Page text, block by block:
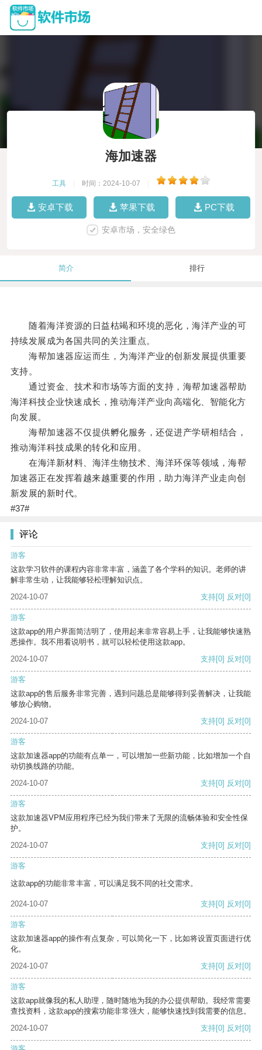
海加速器
工具 时间：2024-10-07
安卓下载 苹果下载 PC下载
安卓市场，安全绿色
简介 排行
随着海洋资源的日益枯竭和环境的恶化，海洋产业的可
持续发展成为各国共同的关注重点。
海帮加速器应运而生，为海洋产业的创新发展提供重要
支持。
通过资金、技术和市场等方面的支持，海帮加速器帮助
海洋科技企业快速成长，推动海洋产业向高端化、智能化方
向发展。
海帮加速器不仅提供孵化服务，还促进产学研相结合，
推动海洋科技成果的转化和应用。
在海洋新材料、海洋生物技术、海洋环保等领域，海帮
加速器正在发挥着越来越重要的作用，助力海洋产业走向创
新发展的新时代。
#37#
评论
游客
这款学习软件的课程内容非常丰富，涵盖了各个学科的知识。老师的讲
解非常生动，让我能够轻松理解知识点。
2024-10-07
支持[0] 反对[0]
游客
这款app的用户界面简洁明了，使用起来非常容易上手，让我能够快速熟
悉操作。我不用看说明书，就可以轻松使用这款app。
2024-10-07
支持[0] 反对[0]
游客
这款app的售后服务非常完善，遇到问题总是能够得到妥善解决，让我能
够放心购物。
2024-10-07
支持[0] 反对[0]
游客
这款加速器app的功能有点单一，可以增加一些新功能，比如增加一个自
动切换线路的功能。
2024-10-07
支持[0] 反对[0]
游客
这款加速器VPM应用程序已经为我们带来了无限的流畅体验和安全性保
护。
2024-10-07
支持[0] 反对[0]
游客
这款app的功能非常丰富，可以满足我不同的社交需求。
2024-10-07 支持[0] 反对[0]
游客
这款加速器app的操作有点复杂，可以简化一下，比如将设置页面进行优
化。
2024-10-07
支持[0] 反对[0]
游客
这款app就像我的私人助理，随时随地为我的办公提供帮助。我经常需要
查找资料，这款app的搜索功能非常强大，能够快速找到我需要的信息。
2024-10-07
支持[0] 反对[0]